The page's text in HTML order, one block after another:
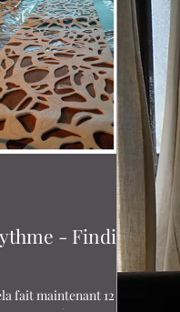
- Finding
fait maintenant 12